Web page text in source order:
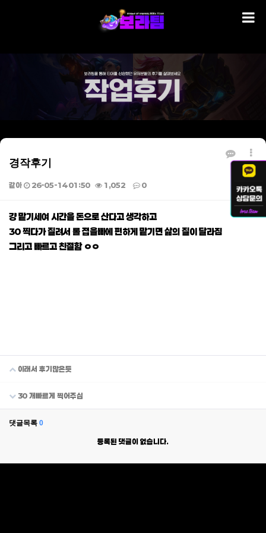
경작후기
같아 26-05-14 01:50 1,052 0
본문
걍 맡기세여 시간을 돈으로 산다고 생각하고
30 찍다가 질려서 롤 접을빠에 편하게 맡기면 삶의 질이 달라짐
그리고 빠르고 친절함 ㅇㅇ
이래서 후기많은듯
30 개빠르게 찍어주심
댓글목록 0
등록된 댓글이 없습니다.